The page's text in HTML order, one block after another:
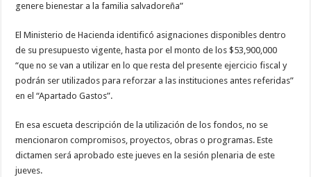
genere bienestar a la familia salvadoreña”
El Ministerio de Hacienda identificó asignaciones disponibles dentro
de su presupuesto vigente, hasta por el monto de los $53,900,000
“que no se van a utilizar en lo que resta del presente ejercicio fiscal y
podrán ser utilizados para reforzar a las instituciones antes referidas”
en el “Apartado Gastos”.
En esa escueta descripción de la utilización de los fondos, no se
mencionaron compromisos, proyectos, obras o programas. Este
dictamen será aprobado este jueves en la sesión plenaria de este
jueves.